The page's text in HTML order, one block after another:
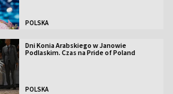
POLSKA
Dni Konia Arabskiego w Janowie
Podlaskim. Czas na Pride of Poland
POLSKA